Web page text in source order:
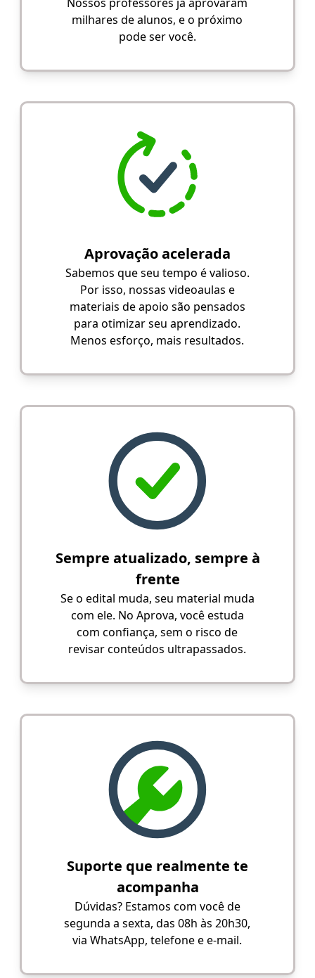
milhares de alunos, e o próximo
pode ser você.
Aprovação acelerada
Sabemos que seu tempo é valioso.
Por isso, nossas videoaulas e
materiais de apoio são pensados
para otimizar seu aprendizado.
Menos esforço, mais resultados.
Sempre atualizado, sempre à
frente
Se o edital muda, seu material muda
com ele. No Aprova, você estuda
com confiança, sem o risco de
revisar conteúdos ultrapassados.
Suporte que realmente te
acompanha
Dúvidas? Estamos com você de
segunda a sexta, das 08h às 20h30,
via WhatsApp, telefone e e-mail.